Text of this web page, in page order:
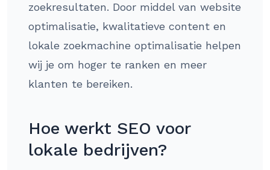
zoekresultaten. Door middel van website
optimalisatie, kwalitatieve content en
lokale zoekmachine optimalisatie helpen
wij je om hoger te ranken en meer
klanten te bereiken.
Hoe werkt SEO voor
lokale bedrijven?